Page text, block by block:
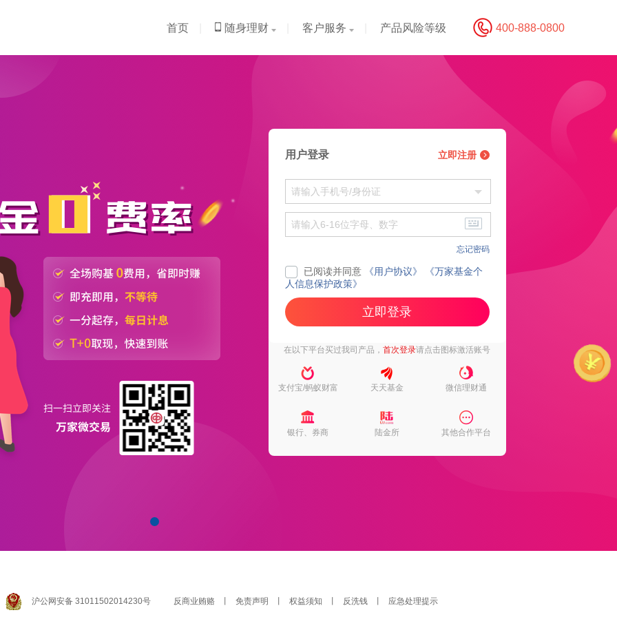
首页 随身理财 客户服务 产品风险等级 400-888-0800
用户登录 立即注册
忘记密码
已阅读并同意 《用户协议》
《万家基金个
人信息保护政策》
立即登录
在以下平台买过我司产品，首次登录请点击图标激活账号
支付宝/蚂蚁财富 天天基金 微信理财通
银行、券商 陆金所 其他合作平台
沪公网安备 31011502014230号 反商业贿赂 免责声明 权益须知 反洗钱 应急处理提示